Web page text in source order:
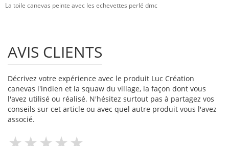
La toile canevas peinte avec les echevettes perlé dmc
AVIS CLIENTS
Décrivez votre expérience avec le produit Luc Création
canevas l'indien et la squaw du village, la façon dont vous
l'avez utilisé ou réalisé. N'hésitez surtout pas à partagez vos
conseils sur cet article ou avec quel autre produit vous l'avez
associé.